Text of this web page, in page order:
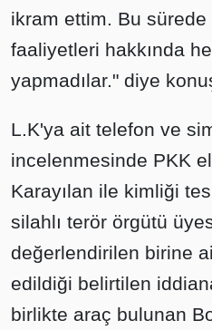
ikram ettim. Bu
faaliyetleri hakkında
yapmadılar." diye
L.K'ya ait telefon ve
incelenmesinde PKK
Karayılan ile kimliği
silahlı terör örgütü
değerlendirilen birine
edildiği belirtilen
birlikte araç bulunan